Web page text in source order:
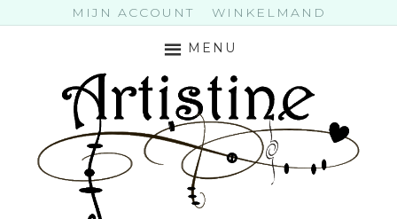
MIJN ACCOUNT WINKELMAND
MENU